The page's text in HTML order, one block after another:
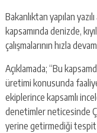
Bakanlıktan yapılan
kapsamında denizde,
çalışmalarının hızla
Açıklamada; “Bu
üretimi konusunda
ekiplerince kapsamlı
denetimler neticesinde
yerine getirmediği